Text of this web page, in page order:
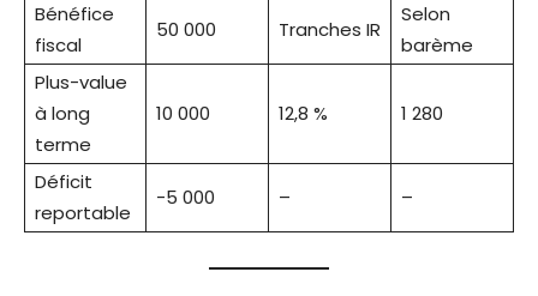
Bénéfice
fiscal
50 000 Tranches IR
Selon
barème
Plus-value
à long
terme
10 000 12,8 % 1 280
Déficit
reportable
-5 000 – –